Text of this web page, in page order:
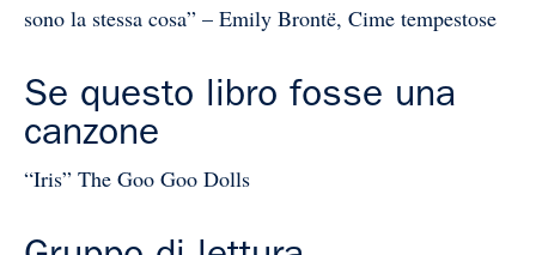
sono la stessa cosa” – Emily Brontë, Cime tempestose
Se questo libro fosse una
canzone
“Iris” The Goo Goo Dolls